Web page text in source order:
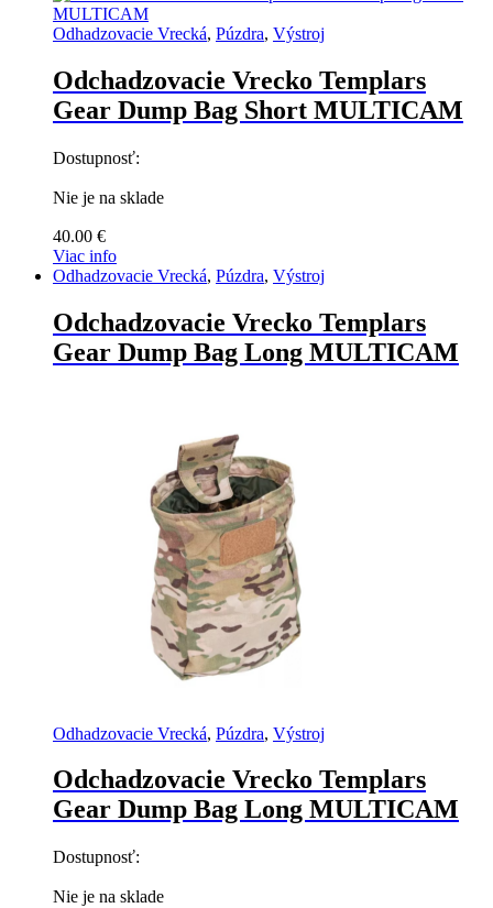
Odhadzovacie Vrecká, Púzdra, Výstroj
Odchadzovacie Vrecko Templars
Gear Dump Bag Short MULTICAM
Dostupnosť:
Nie je na sklade
40.00 €
Viac info
Odhadzovacie Vrecká, Púzdra, Výstroj
Odchadzovacie Vrecko Templars
Gear Dump Bag Long MULTICAM
Odhadzovacie Vrecká, Púzdra, Výstroj
Odchadzovacie Vrecko Templars
Gear Dump Bag Long MULTICAM
Dostupnosť:
Nie je na sklade